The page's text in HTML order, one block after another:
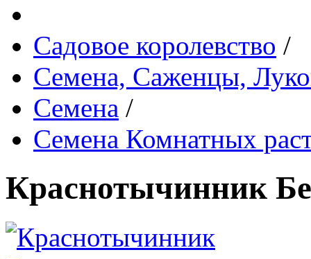
Садовое королевство /
Семена, Саженцы,
Семена /
Семена Комнатных
Краснотычинник